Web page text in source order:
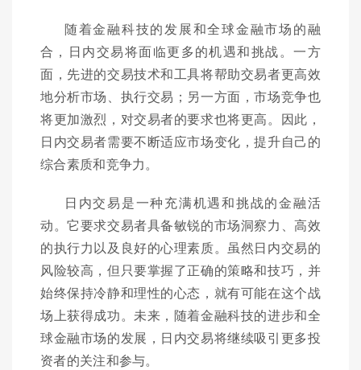
随着金融科技的发展和全球金融市场的融
合，日内交易将面临更多的机遇和挑战。一方
面，先进的交易技术和工具将帮助交易者更高效
地分析市场、执行交易；另一方面，市场竞争也
将更加激烈，对交易者的要求也将更高。因此，
日内交易者需要不断适应市场变化，提升自己的
综合素质和竞争力。
日内交易是一种充满机遇和挑战的金融活
动。它要求交易者具备敏锐的市场洞察力、高效
的执行力以及良好的心理素质。虽然日内交易的
风险较高，但只要掌握了正确的策略和技巧，并
始终保持冷静和理性的心态，就有可能在这个战
场上获得成功。未来，随着金融科技的进步和全
球金融市场的发展，日内交易将继续吸引更多投
资者的关注和参与。